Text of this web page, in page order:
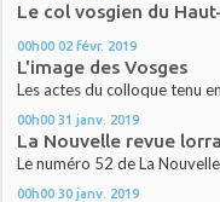
Le col vosgien du
00h00 02 févr. 2019
L'image des Vosges
Les actes du colloque tenu
00h00 31 janv. 2019
La Nouvelle revue
Le numéro 52 de La
00h00 30 janv. 2019